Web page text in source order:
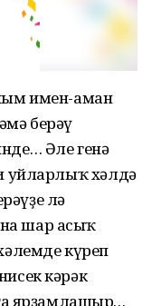
имен-аман
берәү
Әле генә
уйларлыҡ хәлдә
лә
шар асыҡ
күреп
кәрәк
ярҙамлашыр…